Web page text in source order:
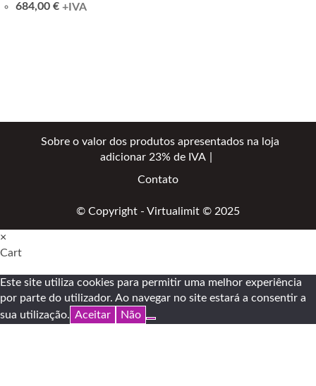
684,00€ +IVA
Sobre o valor dos produtos apresentados na loja
adicionar 23% de IVA
Contato
© Copyright - Virtualimit © 2025
×
Cart
Este site utiliza cookies para permitir uma melhor experiência
por parte do utilizador. Ao navegar no site estará a consentir a
sua utilização. Aceitar Não